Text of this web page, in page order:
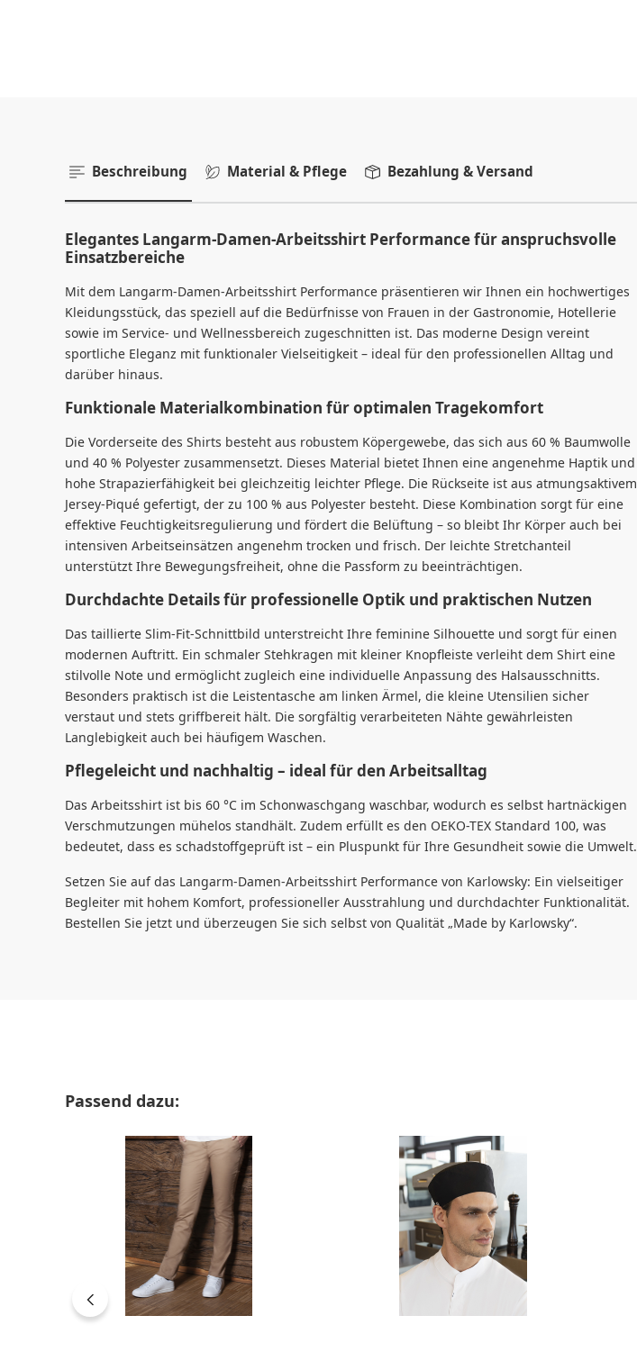
Beschreibung Material & Pflege Bezahlung & Versand
Elegantes Langarm-Damen-Arbeitsshirt Performance für anspruchsvolle
Einsatzbereiche
Mit dem Langarm-Damen-Arbeitsshirt Performance präsentieren wir Ihnen ein hochwertiges
Kleidungsstück, das speziell auf die Bedürfnisse von Frauen in der Gastronomie, Hotellerie
sowie im Service- und Wellnessbereich zugeschnitten ist. Das moderne Design vereint
sportliche Eleganz mit funktionaler Vielseitigkeit – ideal für den professionellen Alltag und
darüber hinaus.
Funktionale Materialkombination für optimalen Tragekomfort
Die Vorderseite des Shirts besteht aus robustem Köpergewebe, das sich aus 60 % Baumwolle
und 40 % Polyester zusammensetzt. Dieses Material bietet Ihnen eine angenehme Haptik und
hohe Strapazierfähigkeit bei gleichzeitig leichter Pflege. Die Rückseite ist aus atmungsaktivem
Jersey-Piqué gefertigt, der zu 100 % aus Polyester besteht. Diese Kombination sorgt für eine
effektive Feuchtigkeitsregulierung und fördert die Belüftung – so bleibt Ihr Körper auch bei
intensiven Arbeitseinsätzen angenehm trocken und frisch. Der leichte Stretchanteil
unterstützt Ihre Bewegungsfreiheit, ohne die Passform zu beeinträchtigen.
Durchdachte Details für professionelle Optik und praktischen Nutzen
Das taillierte Slim-Fit-Schnittbild unterstreicht Ihre feminine Silhouette und sorgt für einen
modernen Auftritt. Ein schmaler Stehkragen mit kleiner Knopfleiste verleiht dem Shirt eine
stilvolle Note und ermöglicht zugleich eine individuelle Anpassung des Halsausschnitts.
Besonders praktisch ist die Leistentasche am linken Ärmel, die kleine Utensilien sicher
verstaut und stets griffbereit hält. Die sorgfältig verarbeiteten Nähte gewährleisten
Langlebigkeit auch bei häufigem Waschen.
Pflegeleicht und nachhaltig – ideal für den Arbeitsalltag
Das Arbeitsshirt ist bis 60 °C im Schonwaschgang waschbar, wodurch es selbst hartnäckigen
Verschmutzungen mühelos standhält. Zudem erfüllt es den OEKO-TEX Standard 100, was
bedeutet, dass es schadstoffgeprüft ist – ein Pluspunkt für Ihre Gesundheit sowie die Umwelt.
Setzen Sie auf das Langarm-Damen-Arbeitsshirt Performance von Karlowsky: Ein vielseitiger
Begleiter mit hohem Komfort, professioneller Ausstrahlung und durchdachter Funktionalität.
Bestellen Sie jetzt und überzeugen Sie sich selbst von Qualität „Made by Karlowsky“.
Produktgalerie überspringen
Passend dazu: